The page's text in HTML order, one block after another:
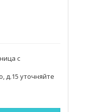
с
д.15 уточняйте